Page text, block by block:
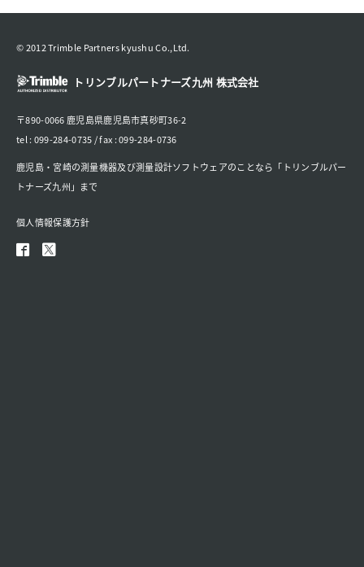
© 2012 Trimble Partners kyushu Co.,Ltd.
トリンブルパートナーズ九州 株式会社
〒890-0066 鹿児島県鹿児島市真砂町36-2
tel : 099-284-0735 / fax : 099-284-0736
鹿児島・宮崎の測量機器及び測量設計ソフトウェアのことなら「トリンブルパー
トナーズ九州」まで
個人情報保護方針